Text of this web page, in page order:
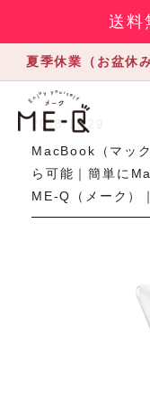
送料
夏季休業（お盆休
2018.11.29
MacBook（マッ
ら可能｜簡単に
ME-Q（メーク）